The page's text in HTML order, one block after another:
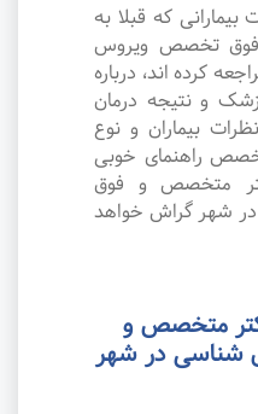
که قبلا به
تخصص ویروس
کرده اند، درباره
و نتیجه درمان
بیماران و نوع
راهنمای خوبی
متخصص و فوق
شهر گراش خواهد
متخصص و
در شهر